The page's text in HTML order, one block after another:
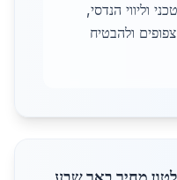
וליווי הנדסי,
ולהבטיח